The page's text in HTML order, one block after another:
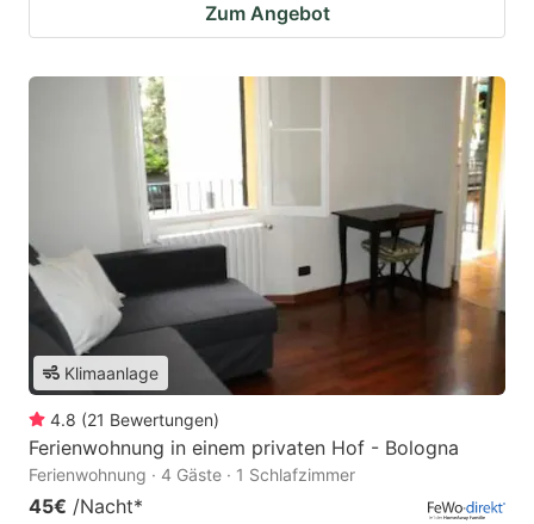
Zum Angebot
Klimaanlage
4.8 (21 Bewertungen)
Ferienwohnung in einem privaten Hof - Bologna
Ferienwohnung · 4 Gäste · 1 Schlafzimmer
45€ /Nacht*